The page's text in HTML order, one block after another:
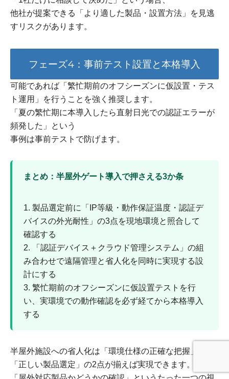
他社が提案できる「より適した製品・設置方法」を見逃
すリスクがあります。
フェーズ4：事前テスト設置と本格導入
可能であれば「繁忙期前のオフシーズンに仮設置・テス
ト運用」を行うことを強く推奨します。
「夏の繁忙期に本導入したら直射日光での認証エラーが
頻発した」という
事例は事前テストで防げます。
まとめ：半屋外ゲート導入で押さえる3か条
1. 製品選定前に「IP等級・動作保証温度・認証デ
バイスの外光耐性」の3点を現地環境と照合して
確認する
2. 「認証デバイス＋クラウド管理システム」の組
み合わせで遠隔管理と省人化を同時に実現する設
計にする
3. 繁忙期前のオフシーズンに仮設置テストを行
い、実環境での動作確認を必ず経てから本格導入
する
半屋外施設への省人化は「環境仕様の正確な把握」と
「正しい製品選定」の2点が揃えば実現できます。